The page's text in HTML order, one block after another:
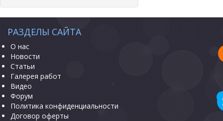
РАЗДЕЛЫ САЙТА
О нас
Новости
Статьи
Галерея работ
Видео
Форум
Политика конфиденциальности
Договор оферты